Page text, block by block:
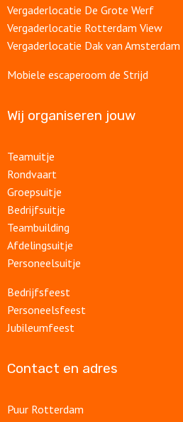
Vergaderlocatie De Grote Werf
Vergaderlocatie Rotterdam View
Vergaderlocatie Dak van Amsterdam
Mobiele escaperoom de Strijd
Wij organiseren jouw
Teamuitje
Rondvaart
Groepsuitje
Bedrijfsuitje
Teambuilding
Afdelingsuitje
Personeelsuitje
Bedrijfsfeest
Personeelsfeest
Jubileumfeest
Contact en adres
Puur Rotterdam